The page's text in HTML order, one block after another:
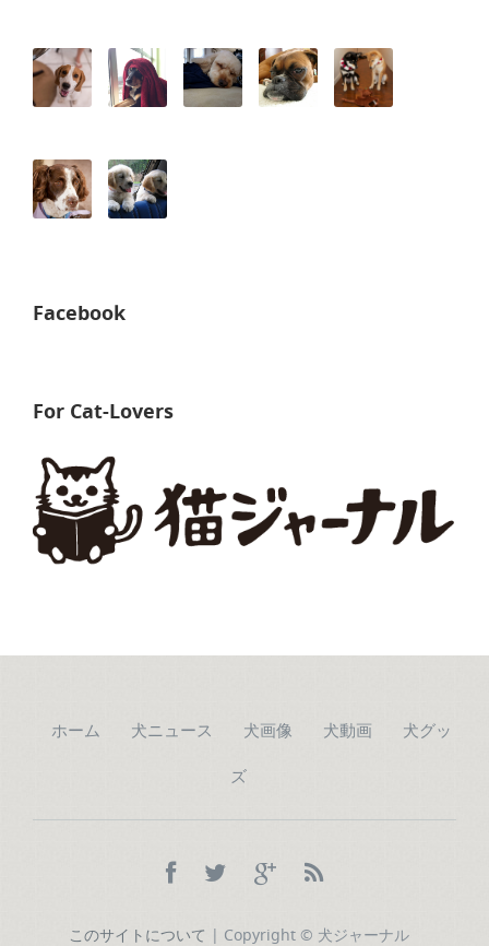
Facebook
For Cat-Lovers
ホーム 犬ニュース 犬画像 犬動画 犬グッ
ズ
このサイトについて | Copyright © 犬ジャーナル